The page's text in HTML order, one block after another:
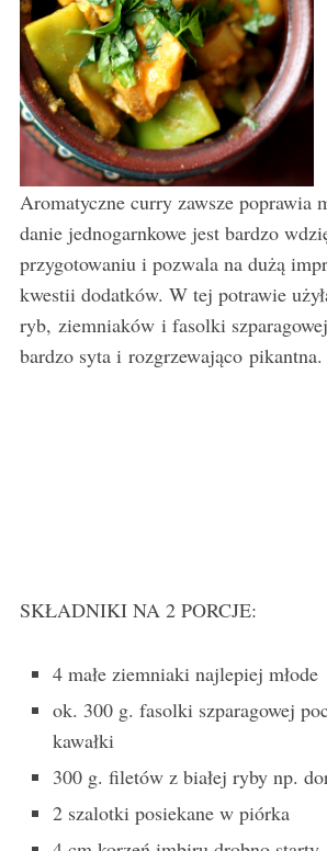
Aromatyczne curry zawsze poprawia
danie jednogarnkowe jest bardzo
przygotowaniu i pozwala na dużą
kwestii dodatków. W tej potrawie
ryb, ziemniaków i fasolki
bardzo syta i rozgrzewająco pikantna.
SKŁADNIKI NA 2 PORCJE:
4 małe ziemniaki najlepiej młode
ok. 300 g. fasolki szparagowej
kawałki
300 g. filetów z białej ryby np.
2 szalotki posiekane w piórka